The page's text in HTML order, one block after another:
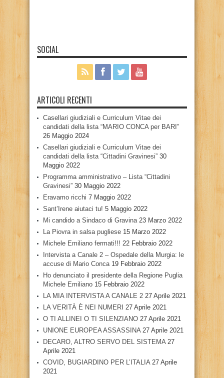
SOCIAL
ARTICOLI RECENTI
Casellari giudiziali e Curriculum Vitae dei
candidati della lista “MARIO CONCA per BARI”
26 Maggio 2024
Casellari giudiziali e Curriculum Vitae dei
candidati della lista “Cittadini Gravinesi” 30
Maggio 2022
Programma amministrativo – Lista “Cittadini
Gravinesi” 30 Maggio 2022
Eravamo ricchi 7 Maggio 2022
Sant’Irene aiutaci tu! 5 Maggio 2022
Mi candido a Sindaco di Gravina 23 Marzo 2022
La Piovra in salsa pugliese 15 Marzo 2022
Michele Emiliano fermati!!! 22 Febbraio 2022
Intervista a Canale 2 – Ospedale della Murgia: le
accuse di Mario Conca 19 Febbraio 2022
Ho denunciato il presidente della Regione Puglia
Michele Emiliano 15 Febbraio 2022
LA MIA INTERVISTA A CANALE 2 27 Aprile 2021
LA VERITÀ È NEI NUMERI 27 Aprile 2021
O TI ALLINEI O TI SILENZIANO 27 Aprile 2021
UNIONE EUROPEA ASSASSINA 27 Aprile 2021
DECARO, ALTRO SERVO DEL SISTEMA 27
Aprile 2021
COVID, BUGIARDINO PER L’ITALIA 27 Aprile
2021